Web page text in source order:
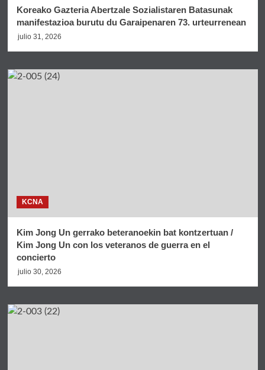
Koreako Gazteria Abertzale Sozialistaren Batasunak
manifestazioa burutu du Garaipenaren 73. urteurrenean
julio 31, 2026
KCNA
Kim Jong Un gerrako beteranoekin bat kontzertuan /
Kim Jong Un con los veteranos de guerra en el
concierto
julio 30, 2026